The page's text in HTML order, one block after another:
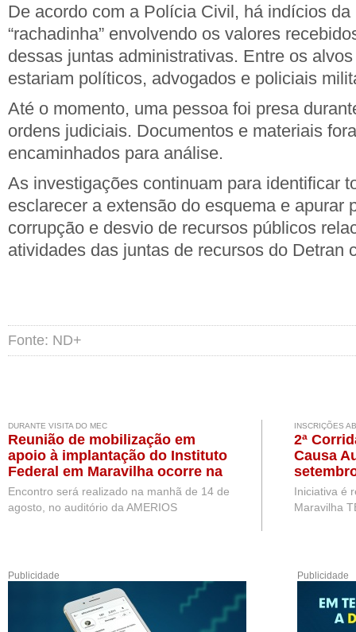
De acordo com a Polícia Civil, há indícios da
“rachadinha” envolvendo os valores
dessas juntas administrativas. Entre os
estariam políticos, advogados e policiais
Até o momento, uma pessoa foi presa
ordens judiciais. Documentos e materiais
encaminhados para análise.
As investigações continuam para identificar
esclarecer a extensão do esquema e apurar
corrupção e desvio de recursos públicos
atividades das juntas de recursos do Detran
Fonte: ND+
DURANTE VISITA DO MEC
Reunião de mobilização em
apoio à implantação do Instituto
Federal em Maravilha ocorre na
próxima semana, durante visita
de representantes do MEC
Encontro será realizado na manhã de 14 de
agosto, no auditório da AMERIOS
INSCRIÇÕES
2ª
Causa
Iniciativa é
Maravilha
Publicidade Publicidade